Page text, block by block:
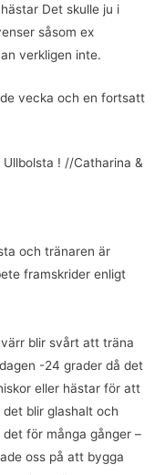
Det skulle ju i
såsom ex
verkligen inte.
vecka och en fortsatt
! //Catharina &
och tränaren är
framskrider enligt
blir svårt att träna
-24 grader då det
eller hästar för att
blir glashalt och
för många gånger –
oss på att bygga